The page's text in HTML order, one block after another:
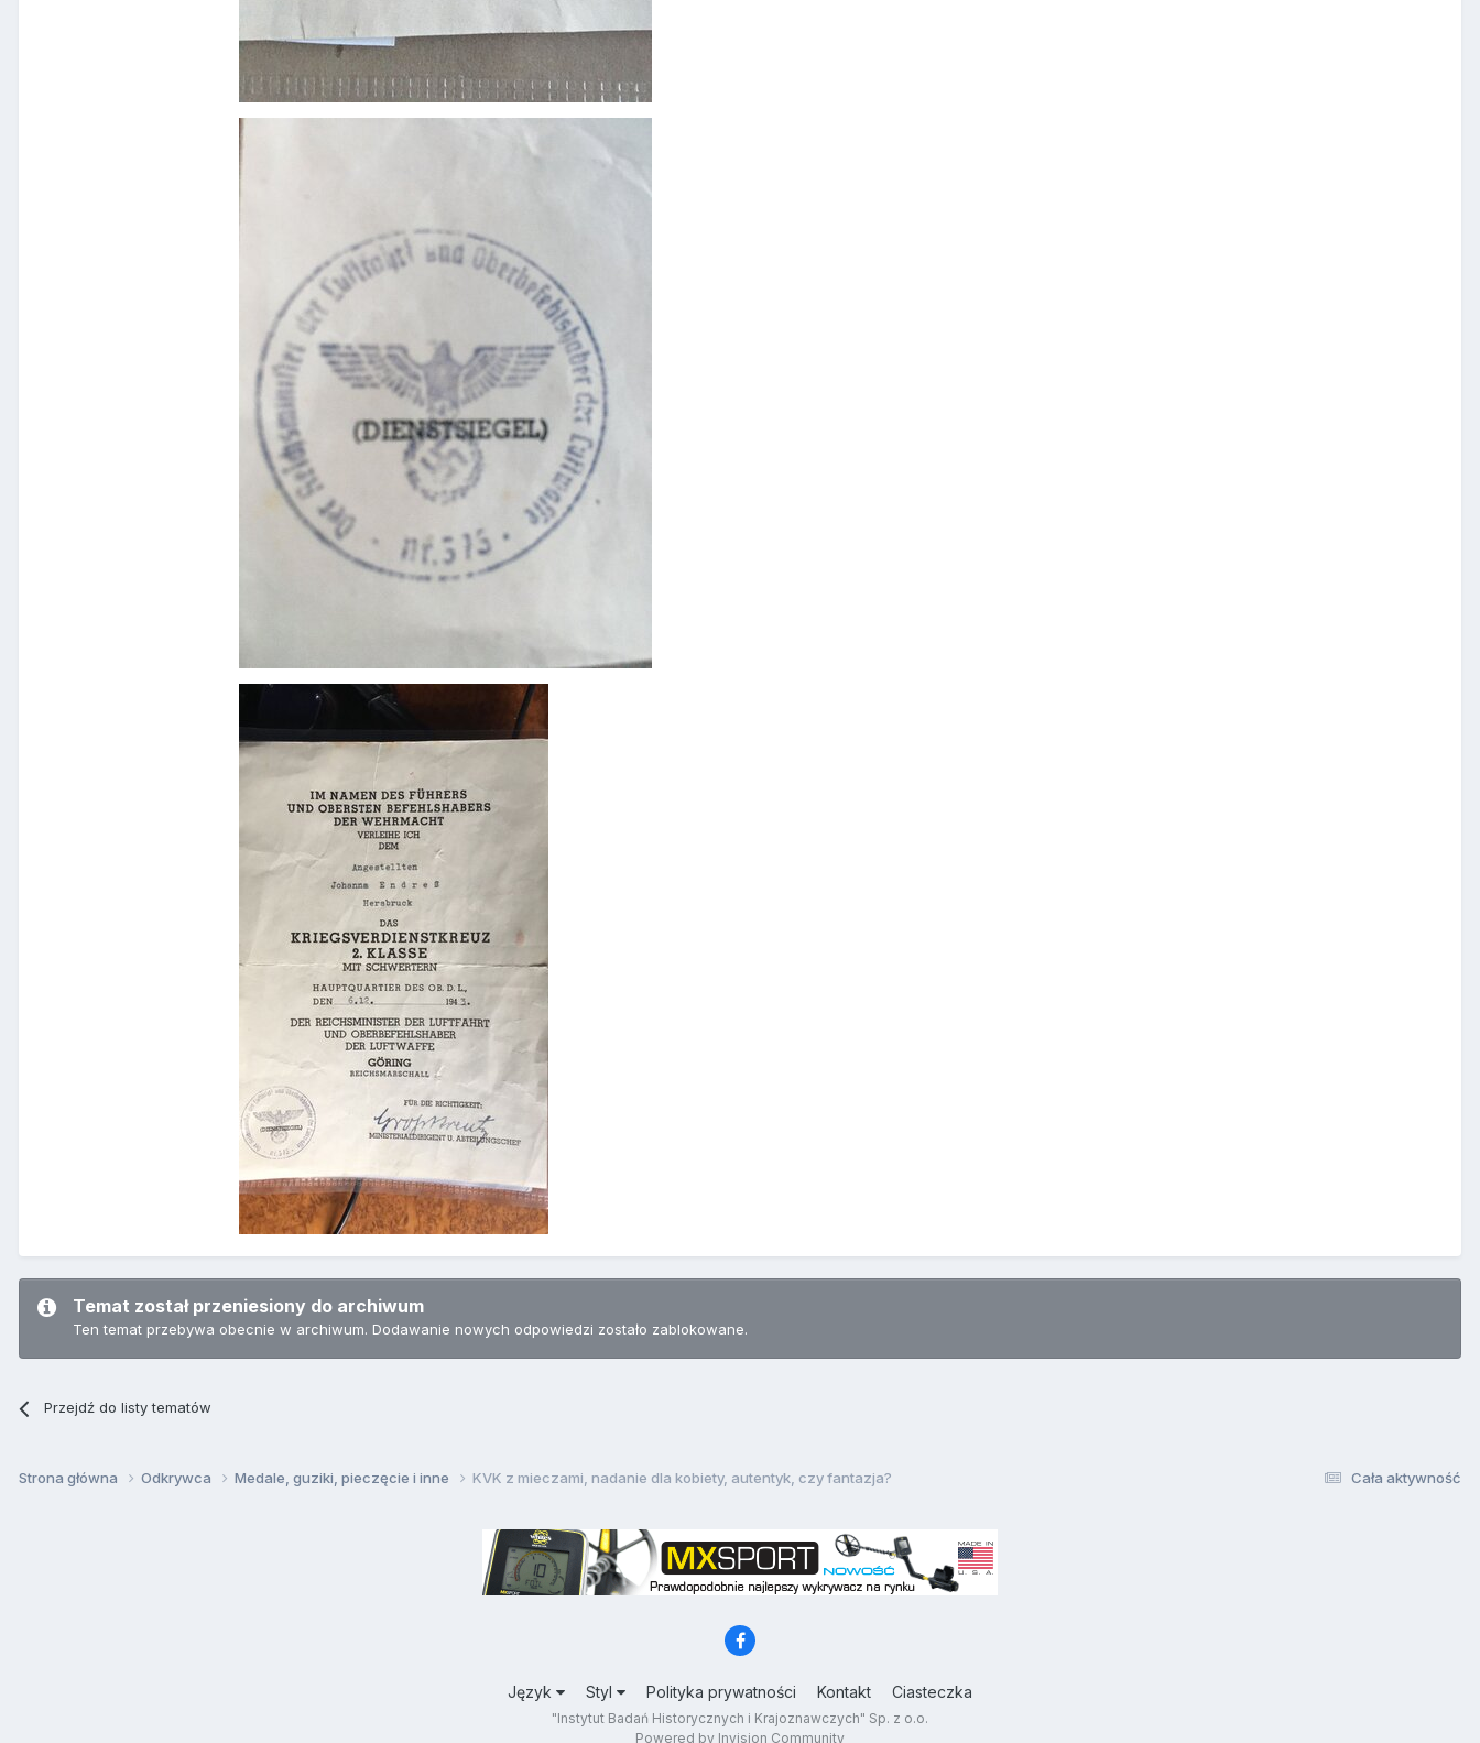
Temat został przeniesiony do archiwum
Ten temat przebywa obecnie w archiwum. Dodawanie nowych odpowiedzi zostało zablokowane.
Przejdź do listy tematów
Cała aktywność
Strona główna Odkrywca Medale, guziki, pieczęcie i inne KVK z mieczami, nadanie dla kobiety, autentyk, czy fantazja?
Język Styl Polityka prywatności Kontakt Ciasteczka
"Instytut Badań Historycznych i Krajoznawczych" Sp. z o.o.
Powered by Invision Community